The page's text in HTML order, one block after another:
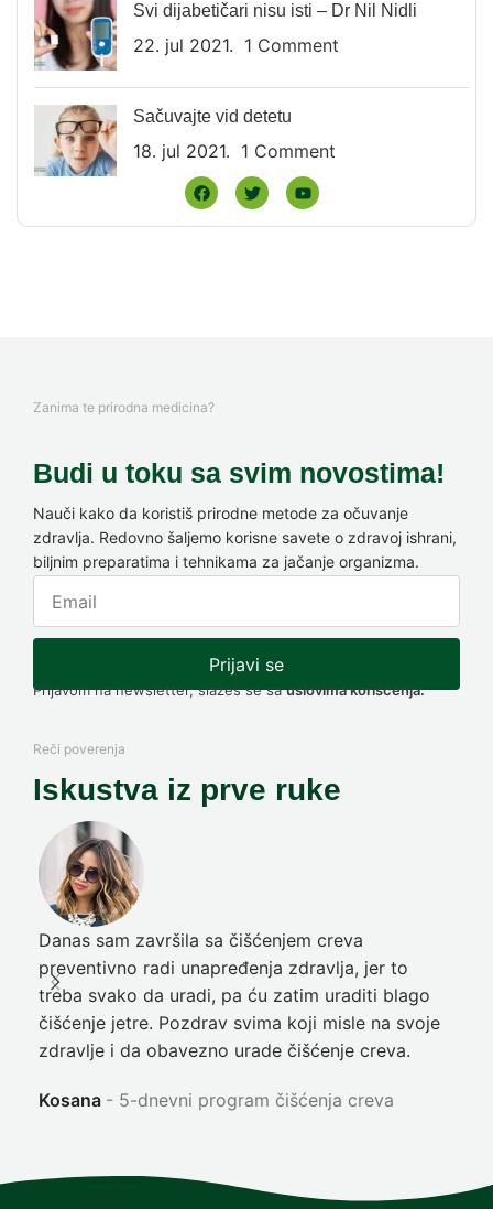
Svi dijabetičari nisu isti – Dr Nil Nidli
22. jul 2021. 1 Comment
Sačuvajte vid detetu
18. jul 2021. 1 Comment
Zanima te prirodna medicina?
Budi u toku sa svim novostima!
Nauči kako da koristiš prirodne metode za očuvanje
zdravlja. Redovno šaljemo korisne savete o zdravoj ishrani,
biljnim preparatima i tehnikama za jačanje organizma.
Prijavi se
Prijavom na newsletter, slažeš se sauslovima korišćenja.
Reči poverenja
Iskustva iz prve ruke
Danas sam završila sa čišćenjem creva
preventivno radi unapređenja zdravlja, jer to
treba svako da uradi, pa ću zatim uraditi blago
čišćenje jetre. Pozdrav svima koji misle na svoje
zdravlje i da obavezno urade čišćenje creva.
Kosana 5-dnevni program čišćenja creva